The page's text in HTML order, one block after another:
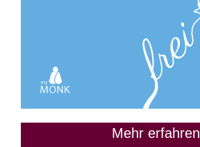
Mehr erfahren